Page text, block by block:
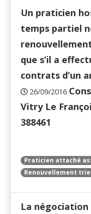
Un praticien
temps partiel
que s’il a
contrats d’un
26/09/2016
Vitry Le
388461
Praticien attaché
Renouvellement
La